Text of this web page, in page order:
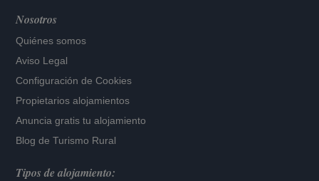
Nosotros
Quiénes somos
Aviso Legal
Configuración de Cookies
Propietarios alojamientos
Anuncia gratis tu alojamiento
Blog de Turismo Rural
Tipos de alojamiento: